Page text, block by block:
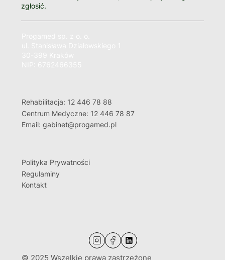
zgłosić.
Rehabilitacja: 12 446 78 88
Centrum Medyczne: 12 446 78 87
Email: gabinet@progamed.pl
© 2025 Wszelkie prawa zastrzeżone
Polityka Prywatności
Regulaminy
Kontakt